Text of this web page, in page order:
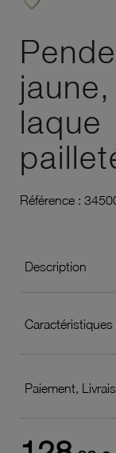
laque
Référence :
Description
Caractéristiques
Paiement,